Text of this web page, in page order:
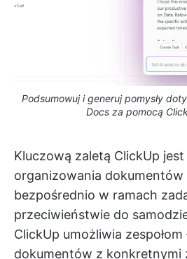
Podsumowuj i generuj pomysły
Docs za pomocą
Kluczową zaletą ClickUp
organizowania dokumentów
bezpośrednio w ramach
przeciwieństwie do
ClickUp umożliwia zespołom
dokumentów z konkretnymi